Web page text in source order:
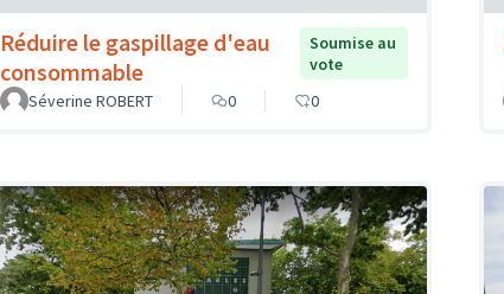
Réduire le gaspillage d'eau
consommable
Soumise au
vote
Séverine ROBERT
0 0